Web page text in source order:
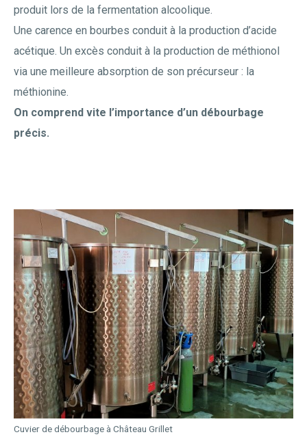
produit lors de la fermentation alcoolique.
Une carence en bourbes conduit à la production d’acide
acétique. Un excès conduit à la production de méthionol
via une meilleure absorption de son précurseur : la
méthionine.
On comprend vite l’importance d’un débourbage
précis.
Cuvier de débourbage à Château Grillet